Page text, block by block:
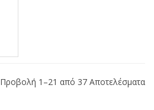
Προβολή 1–21 από 37 Αποτελέσματα